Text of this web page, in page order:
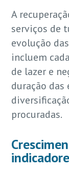
A
serviços de
evolução
incluem
de lazer e
duração
procuradas.